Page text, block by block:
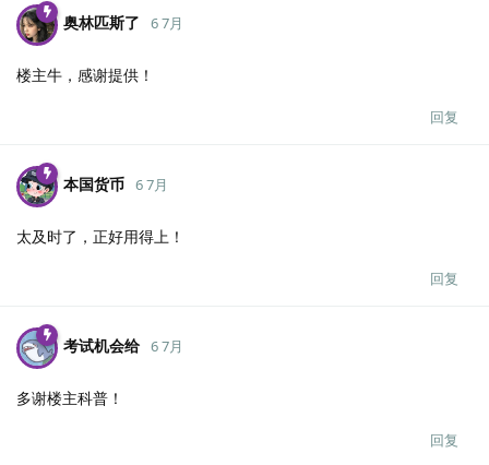
奥林匹斯了 6 7月
楼主牛，感谢提供！
回复
本国货币 6 7月
太及时了，正好用得上！
回复
考试机会给 6 7月
多谢楼主科普！
回复